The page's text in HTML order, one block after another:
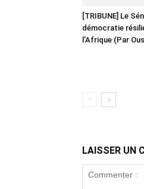
[TRIBUNE] Le
démocratie
l’Afrique (Par
LAISSER UN